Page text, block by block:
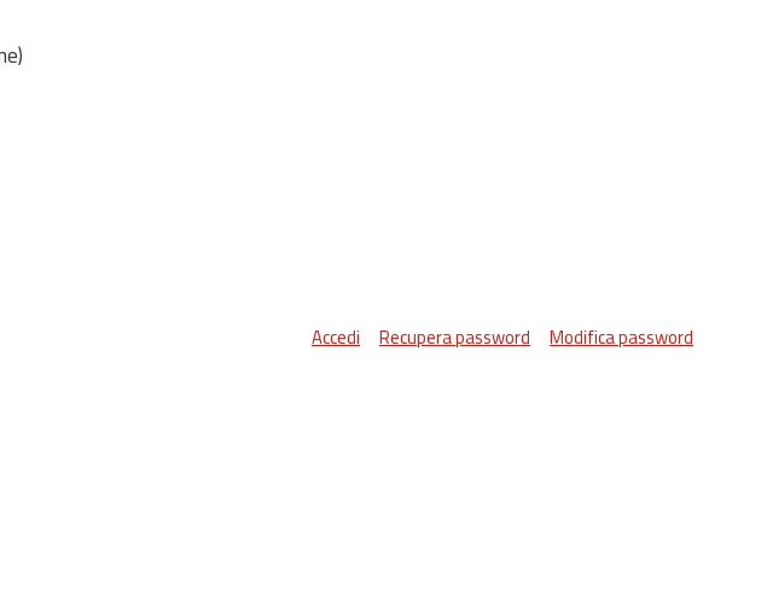
Accedi Recupera password Modifica password